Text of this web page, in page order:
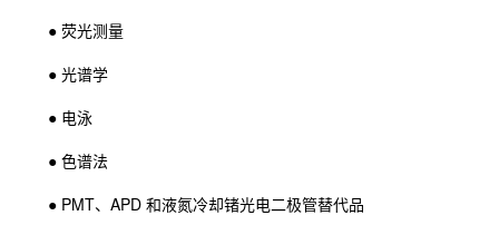
● 荧光测量
● 光谱学
● 电泳
● 色谱法
● PMT、APD 和液氮冷却锗光电二极管替代品